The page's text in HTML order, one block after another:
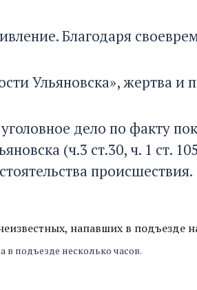
Благодаря
Ульяновска», жертва и
дело по факту
(ч.3 ст.30, ч. 1 ст.
происшествия.
напавших в подъезде
в подъезде несколько часов.